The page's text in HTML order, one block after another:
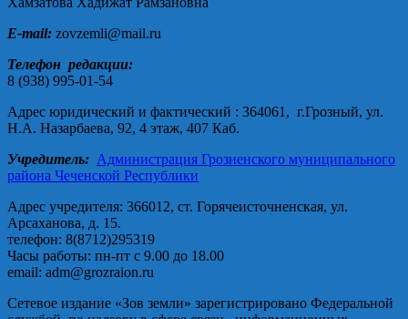
E-mail: zovzemli@mail.ru
Телефон редакции:
8 (938) 995-01-54
Адрес юридический и фактический : 364061, г.Грозный, ул.
Н.А. Назарбаева, 92, 4 этаж, 407 Каб.
Учредитель: Администрация Грозненского муниципального
района Чеченской Республики
Адрес учредителя: 366012, ст. Горячеисточненская, ул.
Арсаханова, д. 15.
телефон: 8(8712)295319
Часы работы: пн-пт с 9.00 до 18.00
email: adm@grozraion.ru
Сетевое издание «Зов земли» зарегистрировано Федеральной